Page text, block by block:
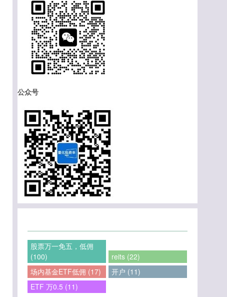
公众号
股票万一免五，低佣
(100)
reits (22)
场内基金ETF低佣 (17)
开户 (11)
ETF 万0.5 (11)